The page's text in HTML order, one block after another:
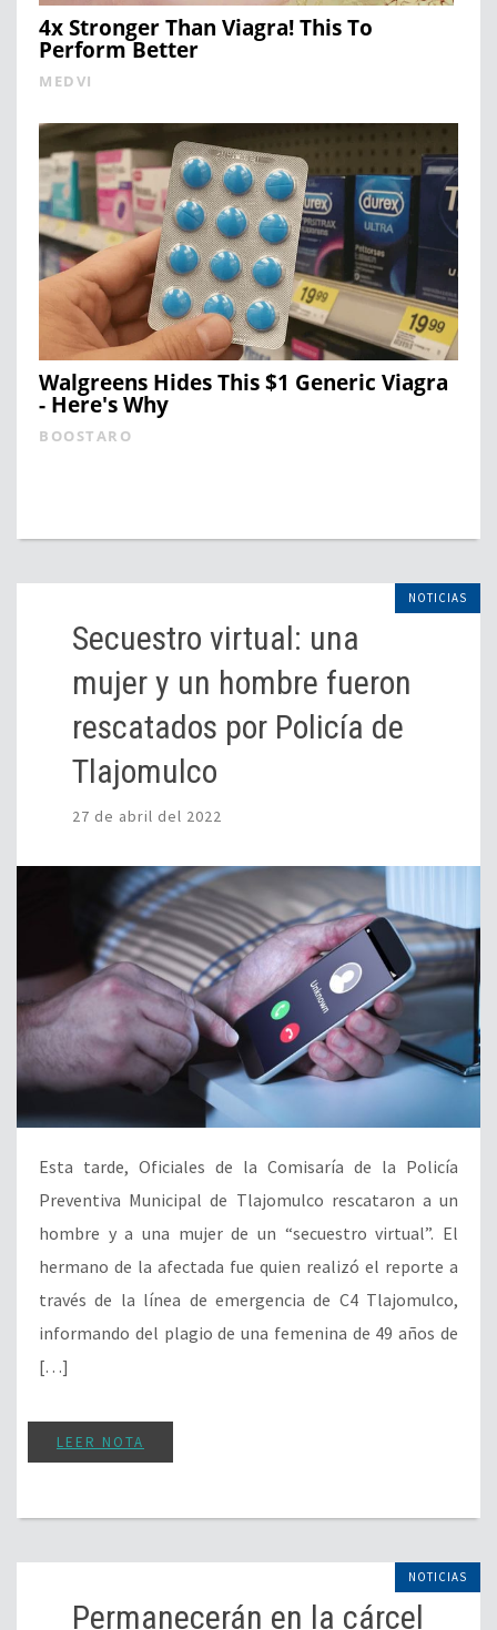
4x Stronger Than Viagra! This To
Perform Better
MEDVI
Walgreens Hides This $1 Generic Viagra
- Here's Why
BOOSTARO
NOTICIAS
Secuestro virtual: una
mujer y un hombre fueron
rescatados por Policía de
Tlajomulco
27 de abril del 2022
Esta tarde, Oficiales de la Comisaría de la Policía
Preventiva Municipal de Tlajomulco rescataron a un
hombre y a una mujer de un “secuestro virtual”. El
hermano de la afectada fue quien realizó el reporte a
través de la línea de emergencia de C4 Tlajomulco,
informando del plagio de una femenina de 49 años de
[…]
LEER NOTA
NOTICIAS
Permanecerán en la cárcel